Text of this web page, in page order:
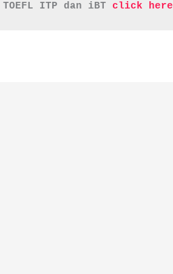
ITP dan iBT click here